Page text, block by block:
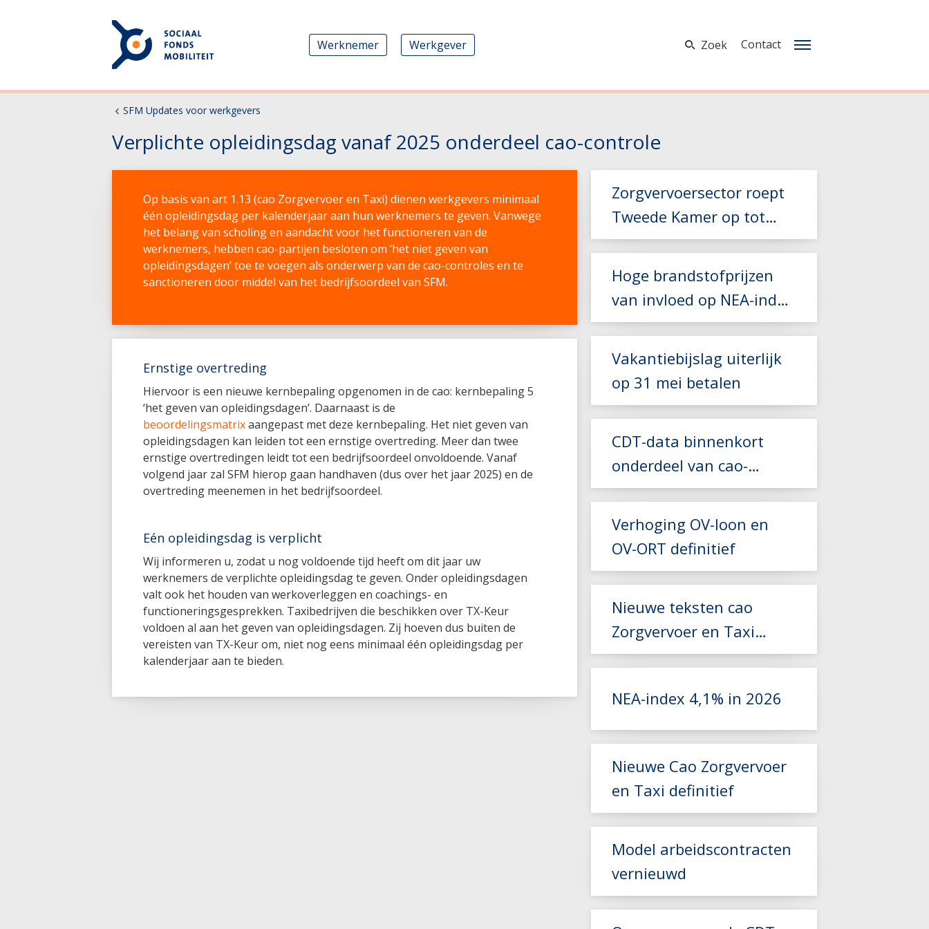
Werknemer Werkgever Zoek Contact
SFM Updates voor werkgevers
Verplichte opleidingsdag vanaf 2025 onderdeel cao-controle
Op basis van art 1.13 (cao Zorgvervoer en Taxi) dienen werkgevers minimaal
één opleidingsdag per kalenderjaar aan hun werknemers te geven. Vanwege
het belang van scholing en aandacht voor het functioneren van de
werknemers, hebben cao-partijen besloten om ‘het niet geven van
opleidingsdagen’ toe te voegen als onderwerp van de cao-controles en te
sanctioneren door middel van het bedrijfsoordeel van SFM.
Ernstige overtreding
Hiervoor is een nieuwe kernbepaling opgenomen in de cao: kernbepaling 5
‘het geven van opleidingsdagen’. Daarnaast is de
beoordelingsmatrixaangepast met deze kernbepaling. Het niet geven van
opleidingsdagen kan leiden tot een ernstige overtreding. Meer dan twee
ernstige overtredingen leidt tot een bedrijfsoordeel onvoldoende. Vanaf
volgend jaar zal SFM hierop gaan handhaven (dus over het jaar 2025) en de
overtreding meenemen in het bedrijfsoordeel.
Eén opleidingsdag is verplicht
Wij informeren u, zodat u nog voldoende tijd heeft om dit jaar uw
werknemers de verplichte opleidingsdag te geven. Onder opleidingsdagen
valt ook het houden van werkoverleggen en coachings- en
functioneringsgesprekken. Taxibedrijven die beschikken over TX-Keur
voldoen al aan het geven van opleidingsdagen. Zij hoeven dus buiten de
vereisten van TX-Keur om, niet nog eens minimaal één opleidingsdag per
kalenderjaar aan te bieden.
Zorgvervoersector roept
Tweede Kamer op tot
steun bij hoge
Lees meer
Hoge brandstofprijzen
van invloed op NEA-index
2027
Vakantiebijslag uiterlijk
op 31 mei betalen
CDT-data binnenkort
onderdeel van cao-
controles
Verhoging OV-loon en
OV-ORT definitief
Lees meer
Nieuwe teksten cao
Zorgvervoer en Taxi
2026-2027 beschikbaar
Lees meer
NEA-index 4,1% in 2026
Nieuwe Cao Zorgvervoer
en Taxi definitief
Model arbeidscontracten
vernieuwd